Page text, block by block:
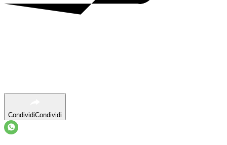
CondividiCondividi